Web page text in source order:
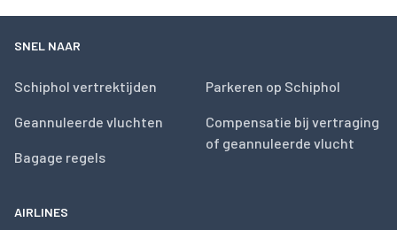
SNEL NAAR
Schiphol vertrektijden
Geannuleerde vluchten
Bagage regels
Parkeren op Schiphol
Compensatie bij vertraging
of geannuleerde vlucht
AIRLINES